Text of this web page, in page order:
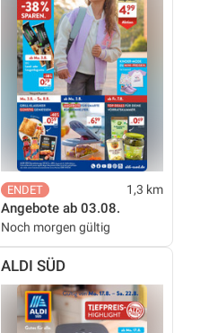
1,3 km
Angebote ab 03.08.
Noch morgen gültig
ALDI SÜD